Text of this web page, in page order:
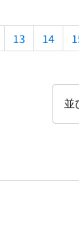
13 14
並